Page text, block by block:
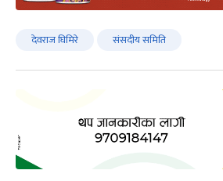
देवराज घिमिरे संसदीय समिति